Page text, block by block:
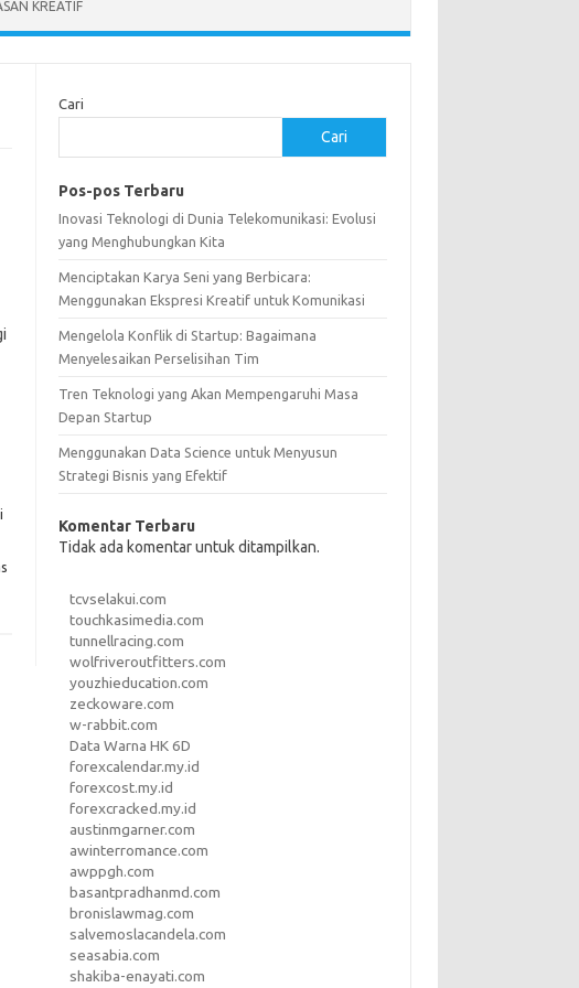
KREATIF
Cari
Cari
Pos-pos Terbaru
Inovasi Teknologi di Dunia Telekomunikasi: Evolusi
yang Menghubungkan Kita
Menciptakan Karya Seni yang Berbicara:
Menggunakan Ekspresi Kreatif untuk Komunikasi
Mengelola Konflik di Startup: Bagaimana
Menyelesaikan Perselisihan Tim
Tren Teknologi yang Akan Mempengaruhi Masa
Depan Startup
Menggunakan Data Science untuk Menyusun
Strategi Bisnis yang Efektif
Komentar Terbaru
Tidak ada komentar untuk ditampilkan.
tcvselakui.com
touchkasimedia.com
tunnellracing.com
wolfriveroutfitters.com
youzhieducation.com
zeckoware.com
w-rabbit.com
Data Warna HK 6D
forexcalendar.my.id
forexcost.my.id
forexcracked.my.id
austinmgarner.com
awinterromance.com
awppgh.com
basantpradhanmd.com
bronislawmag.com
salvemoslacandela.com
seasabia.com
shakiba-enayati.com